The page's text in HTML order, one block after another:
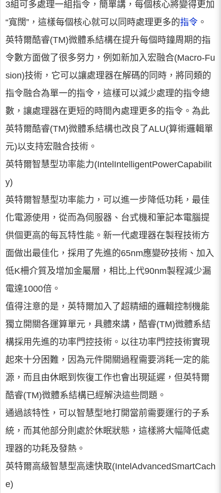
3組可多處理一組指令，簡單講，每個核心將變得更加
“寬闊”，這樣每個核心就可以同時處理更多的指令 。
英特爾酷睿(TM)微體系結構在提升每個時鐘周期的指
令數方面做了很多努力，例如新加入宏融合(Macro-Fu
sion)技術，它可以讓處理器在解碼的同時，將同類的
指令融合為單一的指令，這樣可以減少處理的指令總
數，讓處理器在更短的時間內處理更多的指令。為此
英特爾酷睿(TM)微體系結構也改良了ALU(算術邏輯單
元)以支持宏融合技術。
英特爾智慧型功率能力(IntelIntelligentPowerCapabilit
y)
英特爾智慧型功率能力，可以進一步降低功耗，最佳
化電源使用，從而為伺服器、台式機和筆記本電腦提
供個更高的每瓦特性能。新一代處理器在製程技術方
面做出最佳化，採用了先進的65nm應變矽技術、加入
低K柵介質及增加金屬層，相比上代90nm製程減少漏
電達1000倍。
值得注意的是，英特爾加入了超精細的邏輯控制機能
獨立開關各運算單元，具體來講，酷睿(TM)微體系結
構採用先進的功率門控技術。以往功率門控技術實現
起來十分困難，因為元件開關過程需要消耗一定的能
源，而且由休眠到恢復工作也會出現延遲，但英特爾
酷睿(TM)微體系結構已經解決這些問題。
通過該特性，可以智慧型地打開當前需要運行的子系
統，而其他部分則處於休眠狀態，這樣將大幅降低處
理器的功耗及發熱。
英特爾高級智慧型高速快取(IntelAdvancedSmartCach
e)